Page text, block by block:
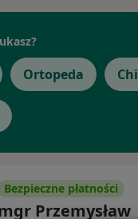
Ortopeda
Bezpieczne płatności
Przemysław